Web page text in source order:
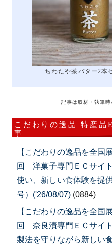
ちわたや茶バター2本
記事は取材・執筆
こだわりの逸品 特産品
事
【こだわりの逸品を全国
回 洋菓子専門ＥＣサイ
使い、新しい食体験を提
号）('26/08/07) (0884)
【こだわりの逸品を全国
回 奈良漬専門ＥＣサイ
製法を守りながら新しい